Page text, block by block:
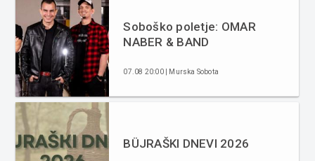
Soboško poletje: OMAR
NABER & BAND
07.08 20:00 | Murska Sobota
BÜJRAŠKI DNEVI 2026